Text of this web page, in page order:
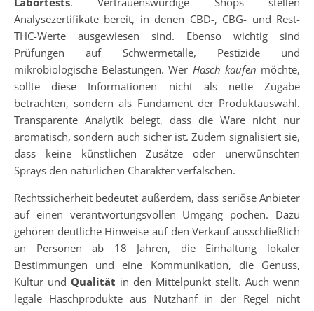
Analysezertifikate bereit, in denen CBD-, CBG- und Rest-
THC-Werte ausgewiesen sind. Ebenso wichtig sind
Prüfungen auf Schwermetalle, Pestizide und
mikrobiologische Belastungen. Wer Hasch kaufen möchte,
sollte diese Informationen nicht als nette Zugabe
betrachten, sondern als Fundament der Produktauswahl.
Transparente Analytik belegt, dass die Ware nicht nur
aromatisch, sondern auch sicher ist. Zudem signalisiert sie,
dass keine künstlichen Zusätze oder unerwünschten
Sprays den natürlichen Charakter verfälschen.
Rechtssicherheit bedeutet außerdem, dass seriöse Anbieter
auf einen verantwortungsvollen Umgang pochen. Dazu
gehören deutliche Hinweise auf den Verkauf ausschließlich
an Personen ab 18 Jahren, die Einhaltung lokaler
Bestimmungen und eine Kommunikation, die Genuss,
Kultur und Qualität in den Mittelpunkt stellt. Auch wenn
legale Haschprodukte aus Nutzhanf in der Regel nicht